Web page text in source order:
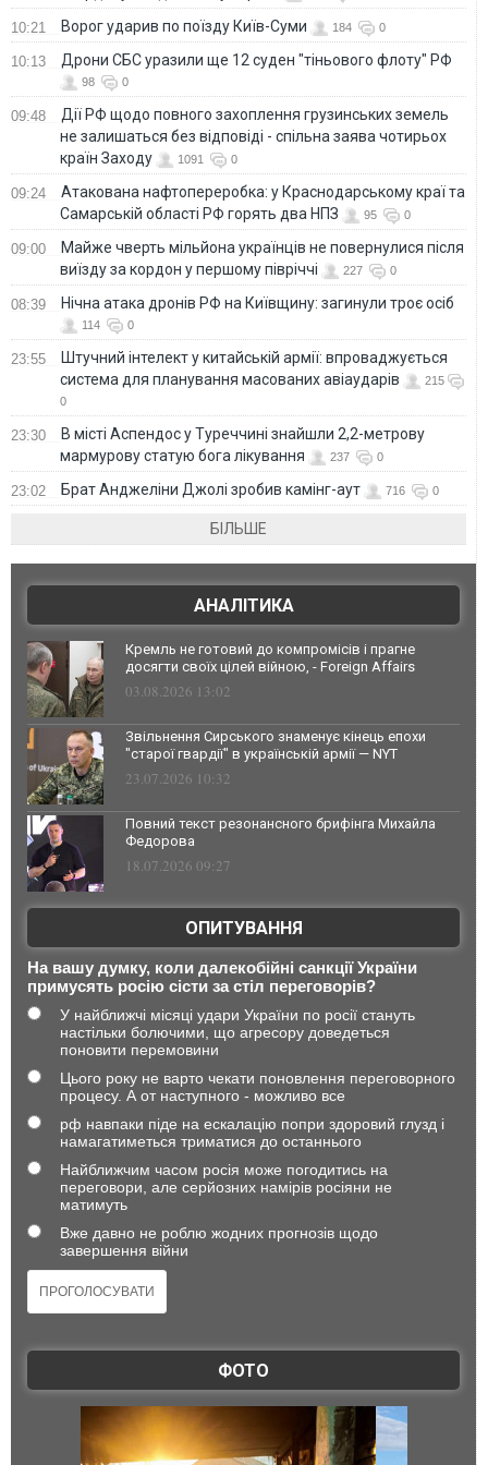
10:21 Ворог ударив по поїзду Київ-Суми 184 0
10:13 Дрони СБС уразили ще 12 суден "тіньового флоту" РФ
98 0
09:48
Дії РФ щодо повного захоплення грузинських земель
не залишаться без відповіді - спільна заява чотирьох
країн Заходу
1091 0
09:24
Атакована нафтопереробка: у Краснодарському краї та
Самарській області РФ горять два НПЗ
95 0
09:00
Майже чверть мільйона українців не повернулися після
виїзду за кордон у першому півріччі
227 0
08:39 Нічна атака дронів РФ на Київщину: загинули троє осіб
114 0
23:55
Штучний інтелект у китайській армії: впроваджується
система для планування масованих авіаударів
215
0
23:30
В місті Аспендос у Туреччині знайшли 2,2-метрову
мармурову статую бога лікування
237 0
23:02 Брат Анджеліни Джолі зробив камінг-аут 716 0
БІЛЬШЕ
АНАЛІТИКА
Кремль не готовий до компромісів і прагне
досягти своїх цілей війною, - Foreign Affairs
03.08.2026 13:02
Звільнення Сирського знаменує кінець епохи
"старої гвардії" в українській армії — NYT
23.07.2026 10:32
Повний текст резонансного брифінга Михайла
Федорова
18.07.2026 09:27
ОПИТУВАННЯ
На вашу думку, коли далекобійні санкції України
примусять росію сісти за стіл переговорів?
У найближчі місяці удари України по росії стануть
настільки болючими, що агресору доведеться
поновити перемовини
Цього року не варто чекати поновлення переговорного
процесу. А от наступного - можливо все
рф навпаки піде на ескалацію попри здоровий глузд і
намагатиметься триматися до останнього
Найближчим часом росія може погодитись на
переговори, але серйозних намірів росіяни не
матимуть
Вже давно не роблю жодних прогнозів щодо
завершення війни
ФОТО